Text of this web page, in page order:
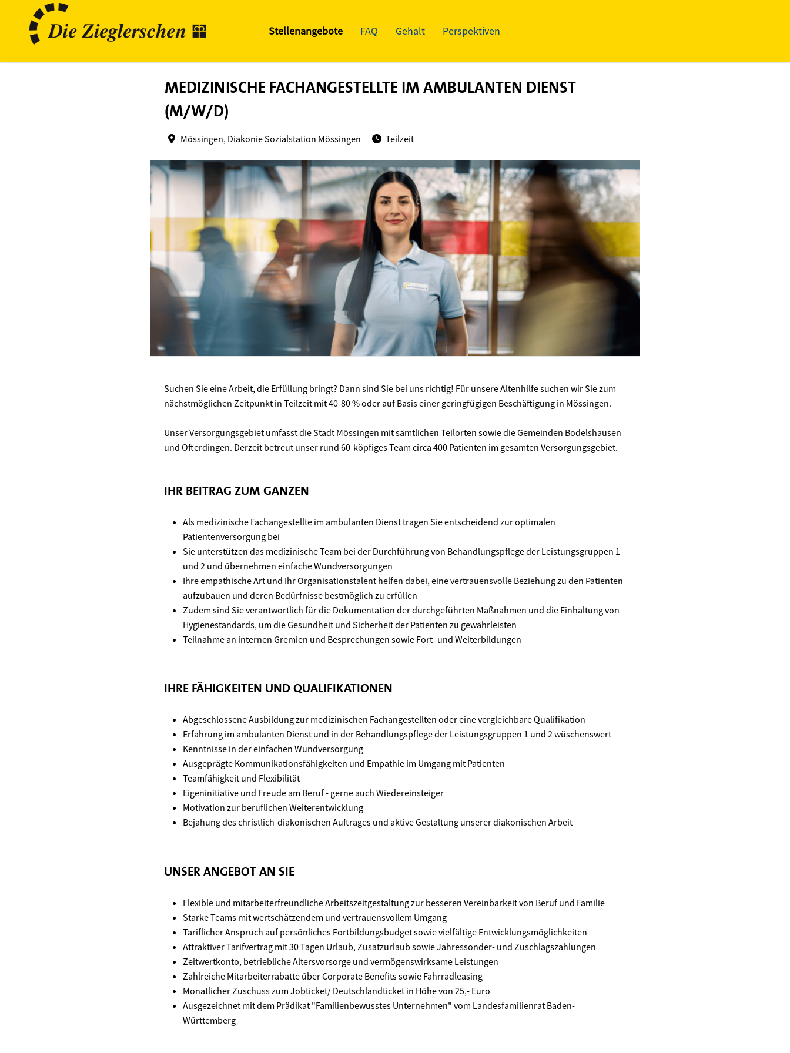
Stellenangebote FAQ Gehalt Perspektiven
MEDIZINISCHE FACHANGESTELLTE IM AMBULANTEN DIENST
(M/W/D)
Mössingen, Diakonie Sozialstation Mössingen Teilzeit
Suchen Sie eine Arbeit, die Erfüllung bringt? Dann sind Sie bei uns richtig! Für unsere Altenhilfe suchen wir Sie zum
nächstmöglichen Zeitpunkt in Teilzeit mit 40-80 % oder auf Basis einer geringfügigen Beschäftigung in Mössingen.
Unser Versorgungsgebiet umfasst die Stadt Mössingen mit sämtlichen Teilorten sowie die Gemeinden Bodelshausen
und Ofterdingen. Derzeit betreut unser rund 60-köpfiges Team circa 400 Patienten im gesamten Versorgungsgebiet.
IHR BEITRAG ZUM GANZEN
Als medizinische Fachangestellte im ambulanten Dienst tragen Sie entscheidend zur optimalen
Patientenversorgung bei
Sie unterstützen das medizinische Team bei der Durchführung von Behandlungspflege der Leistungsgruppen 1
und 2 und übernehmen einfache Wundversorgungen
Ihre empathische Art und Ihr Organisationstalent helfen dabei, eine vertrauensvolle Beziehung zu den Patienten
aufzubauen und deren Bedürfnisse bestmöglich zu erfüllen
Zudem sind Sie verantwortlich für die Dokumentation der durchgeführten Maßnahmen und die Einhaltung von
Hygienestandards, um die Gesundheit und Sicherheit der Patienten zu gewährleisten
Teilnahme an internen Gremien und Besprechungen sowie Fort- und Weiterbildungen
IHRE FÄHIGKEITEN UND QUALIFIKATIONEN
Abgeschlossene Ausbildung zur medizinischen Fachangestellten oder eine vergleichbare Qualifikation
Erfahrung im ambulanten Dienst und in der Behandlungspflege der Leistungsgruppen 1 und 2 wüschenswert
Kenntnisse in der einfachen Wundversorgung
Ausgeprägte Kommunikationsfähigkeiten und Empathie im Umgang mit Patienten
Teamfähigkeit und Flexibilität
Eigeninitiative und Freude am Beruf - gerne auch Wiedereinsteiger
Motivation zur beruflichen Weiterentwicklung
Bejahung des christlich-diakonischen Auftrages und aktive Gestaltung unserer diakonischen Arbeit
UNSER ANGEBOT AN SIE
Flexible und mitarbeiterfreundliche Arbeitszeitgestaltung zur besseren Vereinbarkeit von Beruf und Familie
Starke Teams mit wertschätzendem und vertrauensvollem Umgang
Tariflicher Anspruch auf persönliches Fortbildungsbudget sowie vielfältige Entwicklungsmöglichkeiten
Attraktiver Tarifvertrag mit 30 Tagen Urlaub, Zusatzurlaub sowie Jahressonder- und Zuschlagszahlungen
Zeitwertkonto, betriebliche Altersvorsorge und vermögenswirksame Leistungen
Zahlreiche Mitarbeiterrabatte über Corporate Benefits sowie Fahrradleasing
Monatlicher Zuschuss zum Jobticket/ Deutschlandticket in Höhe von 25,- Euro
Ausgezeichnet mit dem Prädikat "Familienbewusstes Unternehmen" vom Landesfamilienrat Baden-
Württemberg